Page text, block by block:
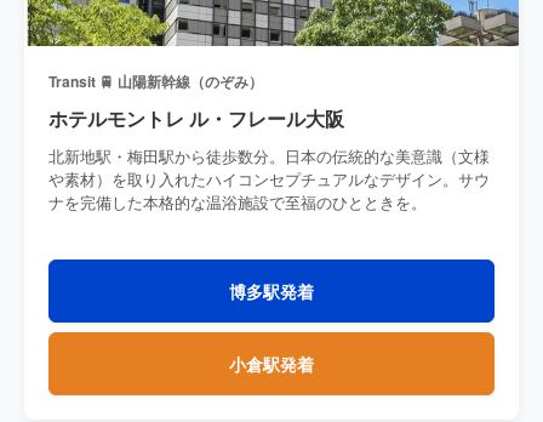
Transit 🚆 山陽新幹線（のぞみ）
ホテルモントレ ル・フレール大阪
北新地駅・梅田駅から徒歩数分。日本の伝統的な美意識（文様
や素材）を取り入れたハイコンセプチュアルなデザイン。サウ
ナを完備した本格的な温浴施設で至福のひとときを。
博多駅発着
小倉駅発着